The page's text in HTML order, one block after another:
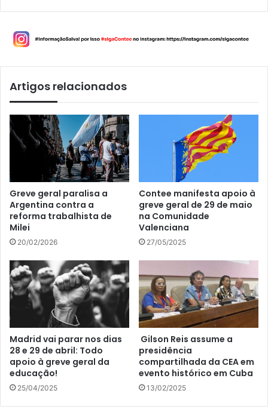
Artigos relacionados
Greve geral paralisa a
Argentina contra a
reforma trabalhista de
Milei
20/02/2026
Contee manifesta apoio à
greve geral de 29 de maio
na Comunidade
Valenciana
27/05/2025
Madrid vai parar nos dias
28 e 29 de abril: Todo
apoio à greve geral da
educação!
25/04/2025
Gilson Reis assume a
presidência
compartilhada da CEA em
evento histórico em Cuba
13/02/2025